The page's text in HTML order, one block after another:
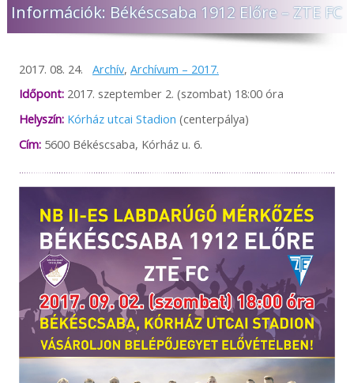
Információk: Békéscsaba 1912 Előre – ZTE FC
2017. 08. 24. Archív, Archívum – 2017.
Időpont:2017. szeptember 2. (szombat) 18:00 óra
Helyszín: Kórház utcai Stadion (centerpálya)
Cím:5600 Békéscsaba, Kórház u. 6.